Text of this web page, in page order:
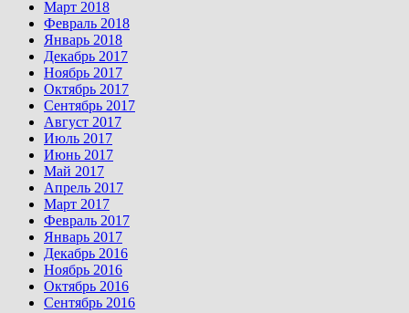
Март 2018
Февраль 2018
Январь 2018
Декабрь 2017
Ноябрь 2017
Октябрь 2017
Сентябрь 2017
Август 2017
Июль 2017
Июнь 2017
Май 2017
Апрель 2017
Март 2017
Февраль 2017
Январь 2017
Декабрь 2016
Ноябрь 2016
Октябрь 2016
Сентябрь 2016